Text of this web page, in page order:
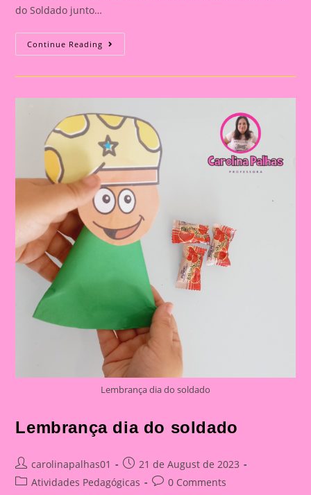
do Soldado junto…
Continue Reading Cartão
Lembrança
A
Educação
Infantil
E
O
Ensino
Fundamental.
Lembrança dia do soldado
Lembrança dia do soldado
Post
author:
carolinapalhas01
Post
published:
21 de August de 2023
PostAtividades Pedagógicas
Post0 Comments